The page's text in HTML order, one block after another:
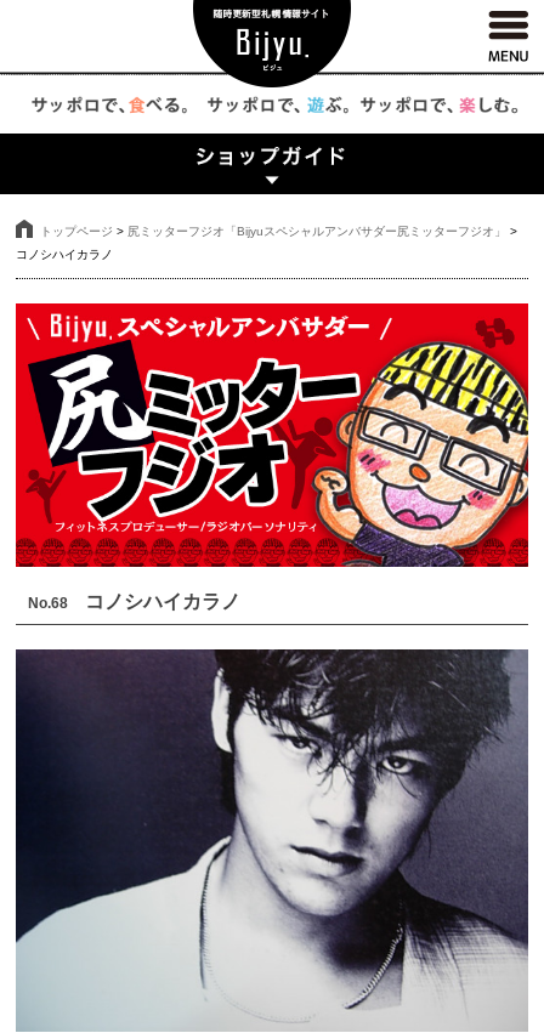
トップページ > 尻ミッターフジオ「Bijyuスペシャルアンバサダー尻ミッターフジオ」
>
コノシハイカラノ
No.68 コノシハイカラノ